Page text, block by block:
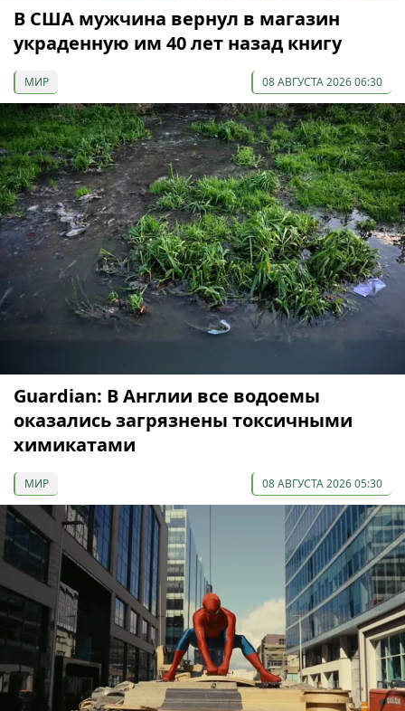
В США мужчина вернул в магазин
украденную им 40 лет назад книгу
МИР 08 АВГУСТА 2026 06:30
Guardian: В Англии все водоемы
оказались загрязнены токсичными
химикатами
МИР 08 АВГУСТА 2026 05:30